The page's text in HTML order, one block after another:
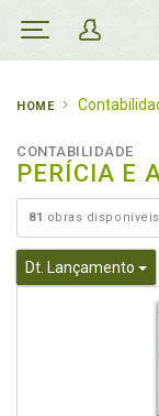
HOME
CONTABILIDADE
PERÍCIA E
81 obras disponíveis
Dt. Lançamento